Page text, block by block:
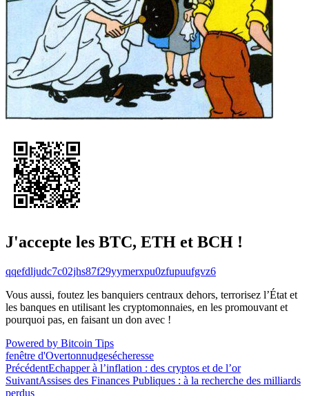
J'accepte les BTC, ETH et BCH !
qqefdljudc7c02jhs87f29yymerxpu0zfupuufgvz6
Vous aussi, foutez les banquiers centraux dehors, terrorisez l’État et
les banques en utilisant les cryptomonnaies, en les promouvant et
pourquoi pas, en faisant un don avec !
Powered by Bitcoin Tips
fenêtre d'Overtonnudgesécheresse
Navigation
de
PrécédentEchapper à l’inflation : des cryptos et de l’or
SuivantAssises des Finances Publiques : à la recherche des milliards
perdus